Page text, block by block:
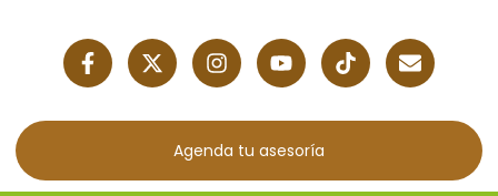
Agenda tu asesoría